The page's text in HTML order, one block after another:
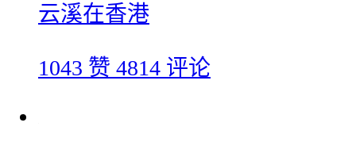
云溪在香港
1043 赞 4814 评论